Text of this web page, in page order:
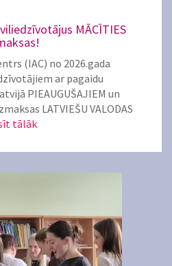
MĀCĪTIES
(IAC) no 2026.gada
ar pagaidu
PIEAUGUŠAJIEM un
LATVIEŠU VALODAS
tālāk